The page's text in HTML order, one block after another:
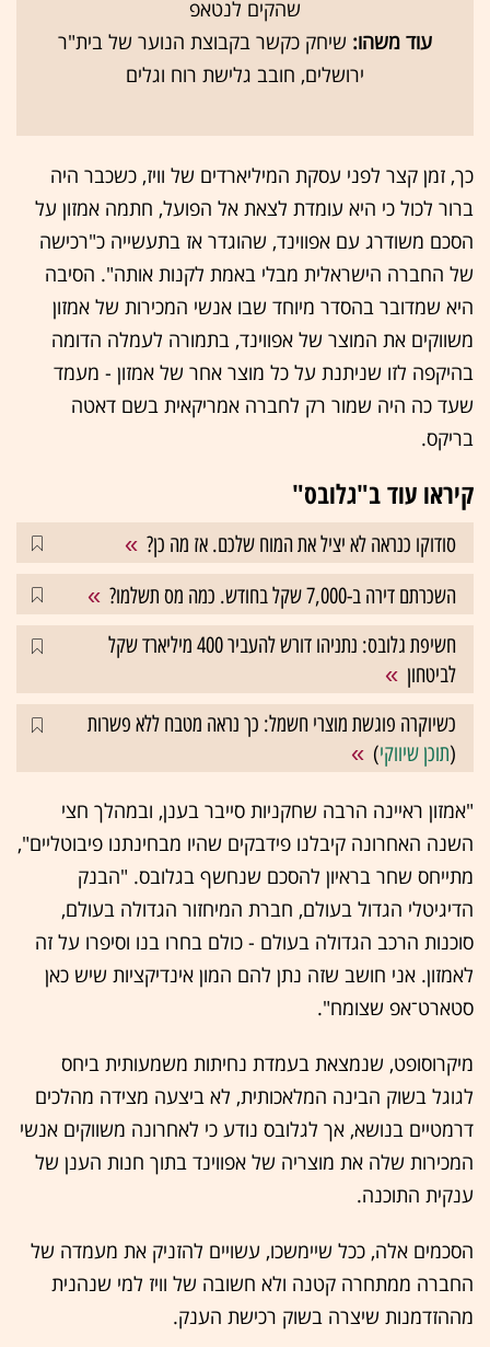
שהקים לנטאפ
עוד משהו: שיחק כקשר בקבוצת הנוער של בית"ר
ירושלים, חובב גלישת רוח וגלים
כך, זמן קצר לפני עסקת המיליארדים של וויז, כשכבר היה
ברור לכול כי היא עומדת לצאת אל הפועל, חתמה אמזון על
הסכם משודרג עם אפווינד, שהוגדר אז בתעשייה כ"רכישה
של החברה הישראלית מבלי באמת לקנות אותה". הסיבה
היא שמדובר בהסדר מיוחד שבו אנשי המכירות של אמזון
משווקים את המוצר של אפווינד, בתמורה לעמלה הדומה
בהיקפה לזו שניתנת על כל מוצר אחר של אמזון - מעמד
שעד כה היה שמור רק לחברה אמריקאית בשם דאטה
בריקס.
קיראו עוד ב"גלובס"
סודוקו כנראה לא יציל את המוח שלכם. אז מה כן?
השכרתם דירה ב-7,000 שקל בחודש. כמה מס תשלמו?
חשיפת גלובס: נתניהו דורש להעביר 400 מיליארד שקל
לביטחון
כשיוקרה פוגשת מוצרי חשמל: כך נראה מטבח ללא פשרות
(תוכן שיווקי)
"אמזון ראיינה הרבה שחקניות סייבר בענן, ובמהלך חצי
השנה האחרונה קיבלנו פידבקים שהיו מבחינתנו פיבוטליים",
מתייחס שחר בראיון להסכם שנחשף בגלובס. "הבנק
הדיגיטלי הגדול בעולם, חברת המיחזור הגדולה בעולם,
סוכנות הרכב הגדולה בעולם - כולם בחרו בנו וסיפרו על זה
לאמזון. אני חושב שזה נתן להם המון אינדיקציות שיש כאן
סטארט־אפ שצומח".
מיקרוסופט, שנמצאת בעמדת נחיתות משמעותית ביחס
לגוגל בשוק הבינה המלאכותית, לא ביצעה מצידה מהלכים
דרמטיים בנושא, אך לגלובס נודע כי לאחרונה משווקים אנשי
המכירות שלה את מוצריה של אפווינד בתוך חנות הענן של
ענקית התוכנה.
הסכמים אלה, ככל שיימשכו, עשויים להזניק את מעמדה של
החברה ממתחרה קטנה ולא חשובה של וויז למי שנהנית
מההזדמנות שיצרה בשוק רכישת הענק.